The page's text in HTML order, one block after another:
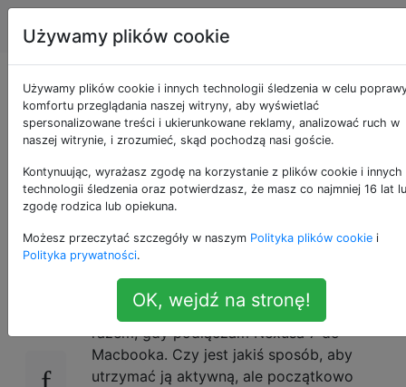
Android Tagi
Zatrzymaj
wyskakujące okienko
transferu plików
Androida
Trochę denerwujące jest to, że przesyłanie
plików Androida pojawia się za każdym
razem, gdy podłączam Nexusa 7 do
Macbooka. Czy jest jakiś sposób, aby
utrzymać ją aktywną, ale początkowo
Używamy plików cookie
Używamy plików cookie i innych technologii śledzenia w celu
komfortu przeglądania naszej witryny, aby wyświetlać
spersonalizowane treści i ukierunkowane reklamy, analizować ruch w
naszej witrynie, i zrozumieć, skąd pochodzą nasi goście.
Kontynuując, wyrażasz zgodę na korzystanie z plików cookie i innych
technologii śledzenia oraz potwierdzasz, że masz co najmniej 16 lat
zgodę rodzica lub opiekuna.
Możesz przeczytać szczegóły w naszym Polityka plików cookie i
Polityka prywatności.
OK, wejdź na stronę!